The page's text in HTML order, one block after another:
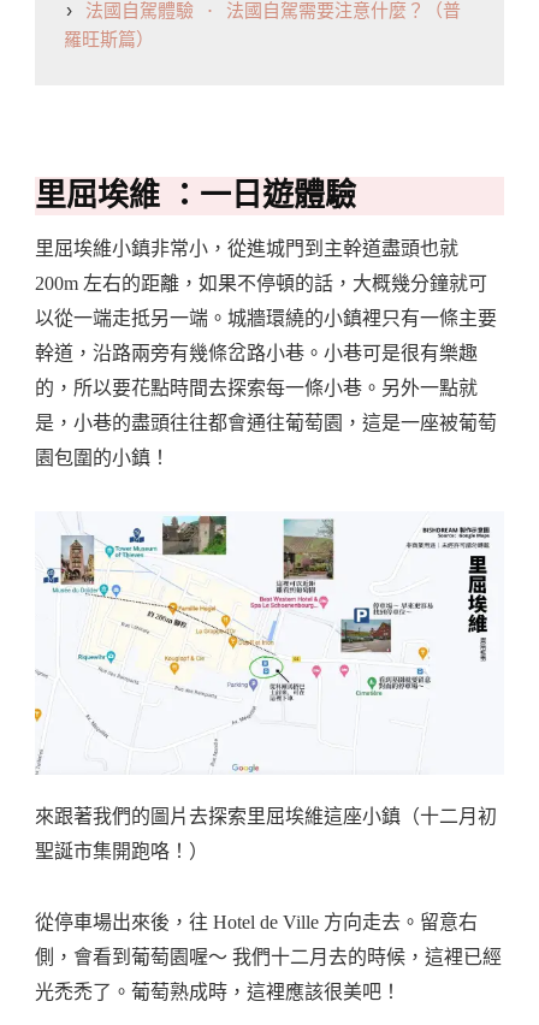
› 法國自駕體驗 · 法國自駕需要注意什麼？（普
羅旺斯篇）
里屈埃維 ：一日遊體驗
里屈埃維小鎮非常小，從進城門到主幹道盡頭也就
200m 左右的距離，如果不停頓的話，大概幾分鐘就可
以從一端走抵另一端。城牆環繞的小鎮裡只有一條主要
幹道，沿路兩旁有幾條岔路小巷。小巷可是很有樂趣
的，所以要花點時間去探索每一條小巷。另外一點就
是，小巷的盡頭往往都會通往葡萄園，這是一座被葡萄
園包圍的小鎮！
來跟著我們的圖片去探索里屈埃維這座小鎮（十二月初
聖誕市集開跑咯！）
從停車場出來後，往 Hotel de Ville 方向走去。留意右
側，會看到葡萄園喔～ 我們十二月去的時候，這裡已經
光禿禿了。葡萄熟成時，這裡應該很美吧！